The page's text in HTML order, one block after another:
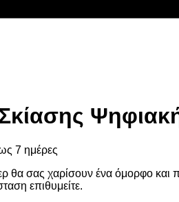
7 ημέρες
θα σας χαρίσουν ένα όμορφο και
επιθυμείτε.